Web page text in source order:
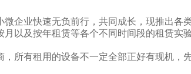
企业快速无负前行，共同成长，现推出各
以及按年租赁等各个不同时间段的租赁实
所有租用的设备不一定全部正好有现机，